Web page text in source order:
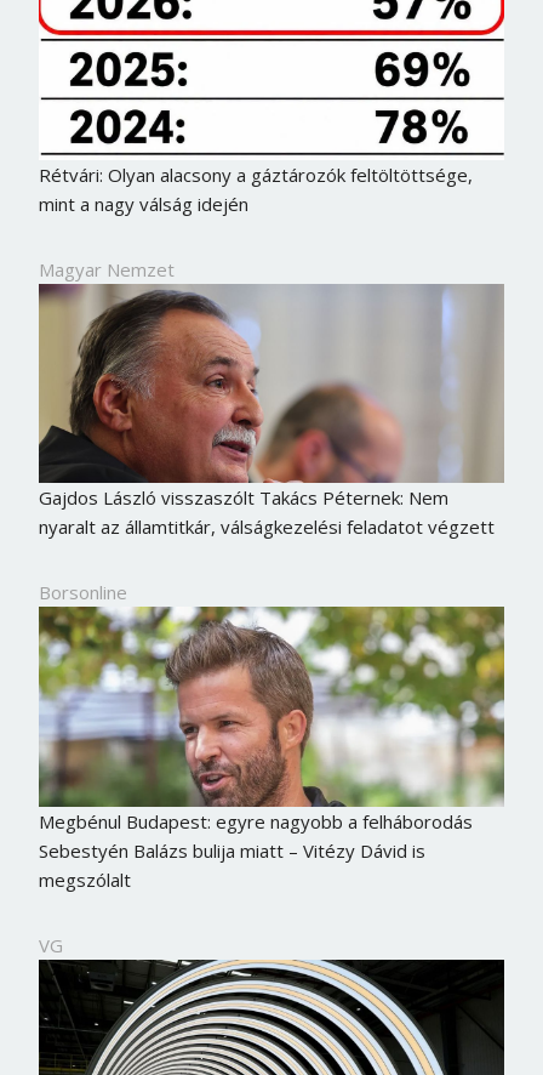
Rétvári: Olyan alacsony a gáztározók feltöltöttsége,
mint a nagy válság idején
Magyar Nemzet
Gajdos László visszaszólt Takács Péternek: Nem
nyaralt az államtitkár, válságkezelési feladatot végzett
Borsonline
Megbénul Budapest: egyre nagyobb a felháborodás
Sebestyén Balázs bulija miatt – Vitézy Dávid is
megszólalt
VG